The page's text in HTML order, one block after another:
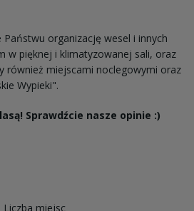
organizację wesel i innych
w pięknej i klimatyzowanej sali, oraz
również miejscami noclegowymi oraz
Wypieki".
Sprawdźcie nasze opinie :)
Liczba miejsc